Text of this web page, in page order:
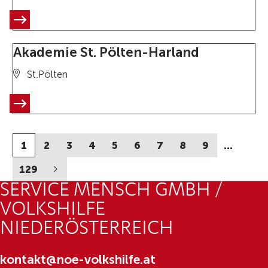
Akademie St. Pölten-Harland
St.Pölten
1 2 3 4 5 6 7 8 9
…
129
SERVICE MENSCH GMBH /
VOLKSHILFE
NIEDERÖSTERREICH
kontakt@noe-volkshilfe.at